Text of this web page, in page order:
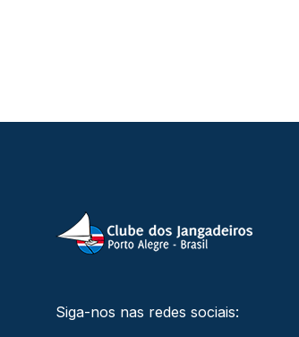
Siga-nos nas redes sociais: